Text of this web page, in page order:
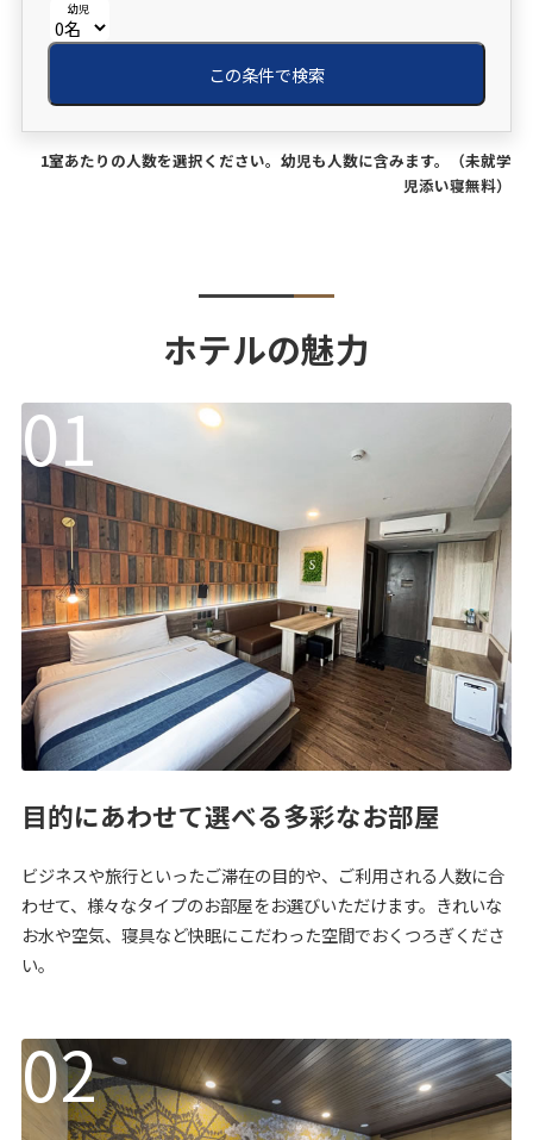
幼児
この条件で検索
1室あたりの人数を選択ください。幼児も人数に含みます。（未就学
児添い寝無料）
ホテルの魅力
目的にあわせて選べる多彩なお部屋
ビジネスや旅行といったご滞在の目的や、ご利用される人数に合
わせて、様々なタイプのお部屋をお選びいただけます。きれいな
お水や空気、寝具など快眠にこだわった空間でおくつろぎくださ
い。